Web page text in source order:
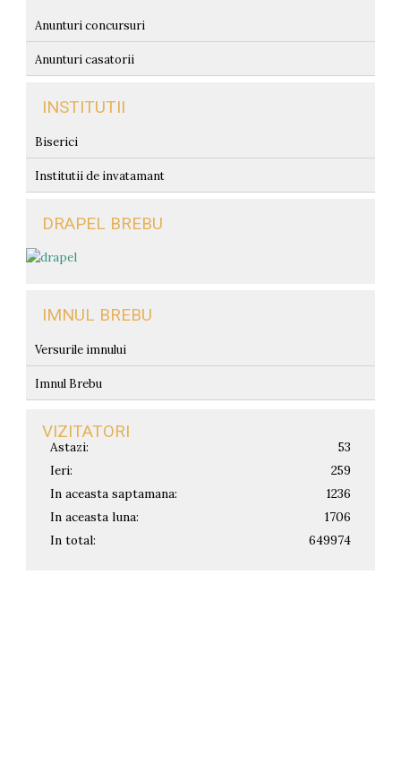
Anunturi concursuri
Anunturi casatorii
INSTITUTII
Biserici
Institutii de invatamant
DRAPEL BREBU
IMNUL BREBU
Versurile imnului
Imnul Brebu
VIZITATORI
Astazi:
53
Ieri:
259
In aceasta saptamana:
1236
In aceasta luna:
1706
In total:
649974